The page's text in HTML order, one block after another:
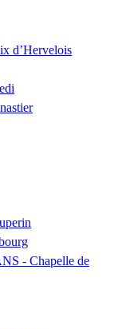
d’Hervelois
- Chapelle de